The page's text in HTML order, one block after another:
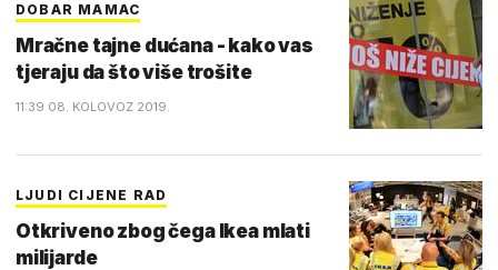
DOBAR MAMAC
Mračne tajne dućana - kako vas
tjeraju da što više trošite
11:39 08. KOLOVOZ 2019.
LJUDI CIJENE RAD
Otkriveno zbog čega Ikea mlati
milijarde